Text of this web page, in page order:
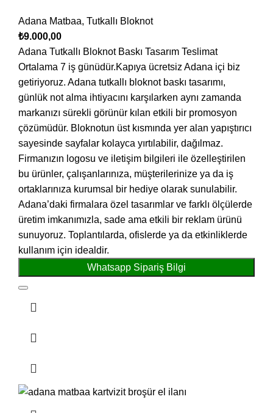
Adana Matbaa, Tutkallı Bloknot
₺9.000,00
Adana Tutkallı Bloknot Baskı Tasarım Teslimat
Ortalama 7 iş günüdür.Kapıya ücretsiz Adana içi biz
getiriyoruz. Adana tutkallı bloknot baskı tasarımı,
günlük not alma ihtiyacını karşılarken aynı zamanda
markanızı sürekli görünür kılan etkili bir promosyon
çözümüdür. Bloknotun üst kısmında yer alan yapıştırıcı
sayesinde sayfalar kolayca yırtılabilir, dağılmaz.
Firmanızın logosu ve iletişim bilgileri ile özelleştirilen
bu ürünler, çalışanlarınıza, müşterilerinize ya da iş
ortaklarınıza kurumsal bir hediye olarak sunulabilir.
Adana’daki firmalara özel tasarımlar ve farklı ölçülerde
üretim imkanımızla, sade ama etkili bir reklam ürünü
sunuyoruz. Toplantılarda, ofislerde ya da etkinliklerde
kullanım için idealdir.
Whatsapp Sipariş Bilgi